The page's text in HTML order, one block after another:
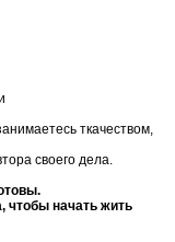
ткачеством,
своего дела.
чтобы начать жить